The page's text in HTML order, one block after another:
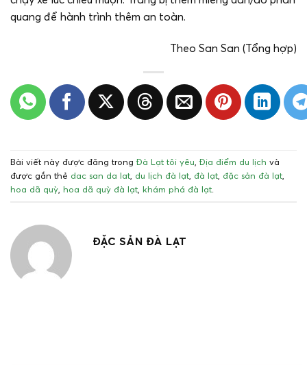
quang để hành trình thêm an toàn.
Theo San San (Tổng hợp)
Bài viết này được đăng trongĐà Lạt tôi yêu,Địa điểm du lịch và
được gắn thẻ dac san da lat, du lịch đà lạt, đà lạt, đặc sản đà lạt,
hoa dã quỳ, hoa dã quỳ đà lạt, khám phá đà lạt.
ĐẶC SẢN ĐÀ LẠT